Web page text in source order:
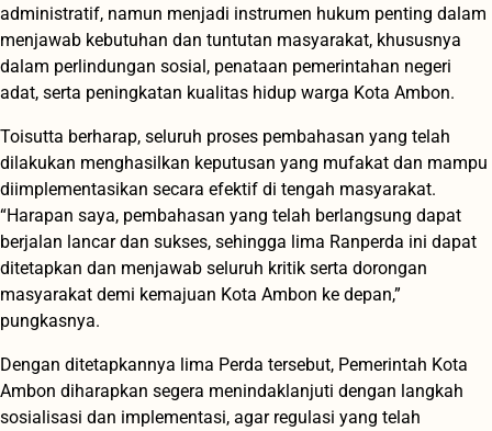
administratif, namun menjadi instrumen hukum penting dalam
menjawab kebutuhan dan tuntutan masyarakat, khususnya
dalam perlindungan sosial, penataan pemerintahan negeri
adat, serta peningkatan kualitas hidup warga Kota Ambon.
Toisutta berharap, seluruh proses pembahasan yang telah
dilakukan menghasilkan keputusan yang mufakat dan mampu
diimplementasikan secara efektif di tengah masyarakat.
“Harapan saya, pembahasan yang telah berlangsung dapat
berjalan lancar dan sukses, sehingga lima Ranperda ini dapat
ditetapkan dan menjawab seluruh kritik serta dorongan
masyarakat demi kemajuan Kota Ambon ke depan,”
pungkasnya.
Dengan ditetapkannya lima Perda tersebut, Pemerintah Kota
Ambon diharapkan segera menindaklanjuti dengan langkah
sosialisasi dan implementasi, agar regulasi yang telah